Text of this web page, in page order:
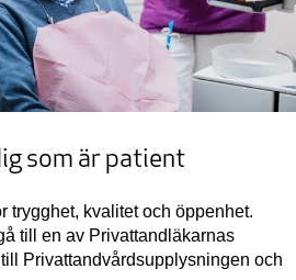
som är patient
trygghet, kvalitet och öppenhet.
till en av Privattandläkarnas
Privattandvårdsupplysningen och